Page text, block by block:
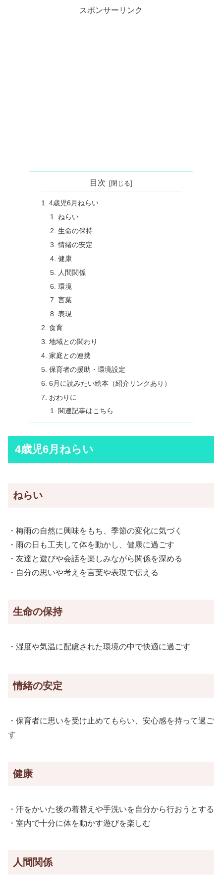
スポンサーリンク
目次
4歳児6月ねらい
ねらい
生命の保持
情緒の安定
健康
人間関係
環境
言葉
表現
食育
地域との関わり
家庭との連携
保育者の援助・環境設定
6月に読みたい絵本（紹介リンクあり）
おわりに
関連記事はこちら
4歳児6月ねらい
ねらい
・梅雨の自然に興味をもち、季節の変化に気づく
・雨の日も工夫して体を動かし、健康に過ごす
・友達と遊びや会話を楽しみながら関係を深める
・自分の思いや考えを言葉や表現で伝える
生命の保持
・湿度や気温に配慮された環境の中で快適に過ごす
情緒の安定
・保育者に思いを受け止めてもらい、安心感を持って過ご
す
健康
・汗をかいた後の着替えや手洗いを自分から行おうとする
・室内で十分に体を動かす遊びを楽しむ
人間関係